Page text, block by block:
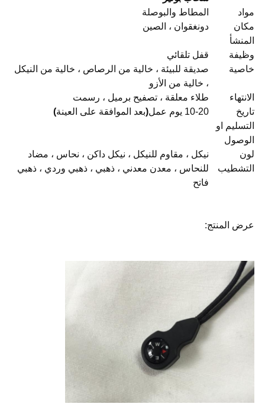
مواد
المطاط والبوصلة
مكان
المنشأ
دونغقوان ، الصين
وظيفة
قفل تلقائي
خاصية
صديقة للبيئة ، خالية من الرصاص ، خالية من النيكل
، خالية من الأزو
الانتهاء
طلاء معلقة ، تصفيح برميل ، رسمت
تاريخ
التسليم او
الوصول
10-20 يوم عمل (بعد الموافقة على العينة)
لون
التشطيب
نيكل ، مقاوم للنيكل ، نيكل داكن ، نحاس ، مضاد
للنحاس ، معدن معدني ، ذهبي ، ذهبي وردي ، ذهبي
فاتح
عرض المنتج: